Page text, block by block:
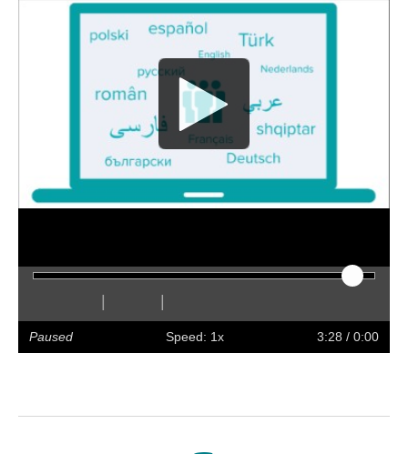
Hide
captions
|
Faster
Slower
|
full
screen
0:00
/ 3:28
Speed: 1x
Paused